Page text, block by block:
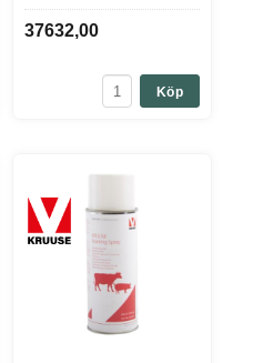
37632,00
Köp